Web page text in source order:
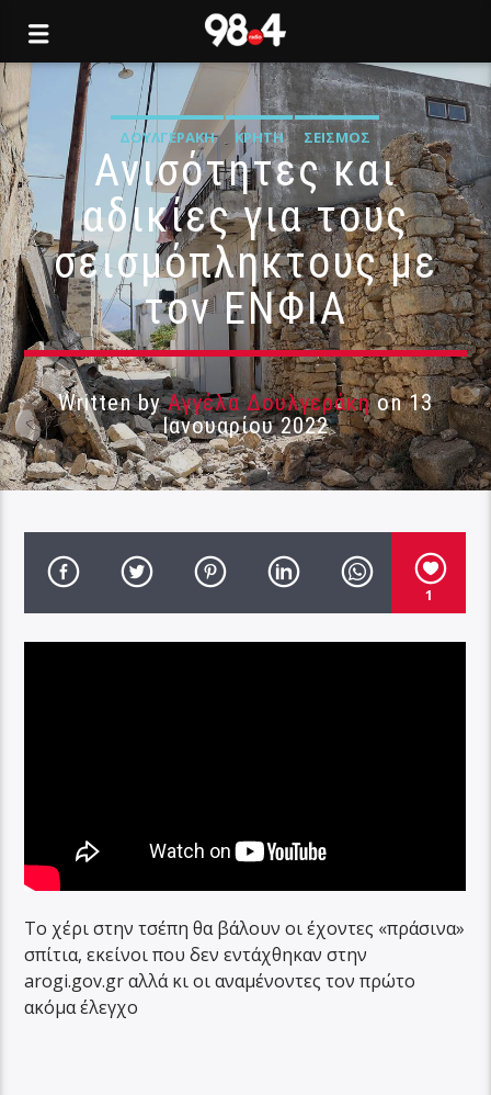
ΔΟΥΛΓΕΡΆΚΗ ΚΡΉΤΗ ΣΕΙΣΜΌΣ
Ανισότητες και
αδικίες για τους
σεισμόπληκτους με
τον ΕΝΦΙΑ
Written byΑγγέλα Δουλγεράκηon 13
Ιανουαρίου 2022
1
Το χέρι στην τσέπη θα βάλουν οι έχοντες «πράσινα»
σπίτια, εκείνοι που δεν εντάχθηκαν στην
arogi.gov.gr αλλά κι οι αναμένοντες τον πρώτο
ακόμα έλεγχο